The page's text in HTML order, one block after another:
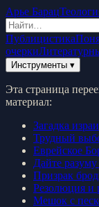
Арье Барац
Публицистика
очерки
Инструменты ▾
Эта страница
материал:
Загадка
Трудный
Еврейское
Дайте
Призрак
Резолюция и
Мешок с